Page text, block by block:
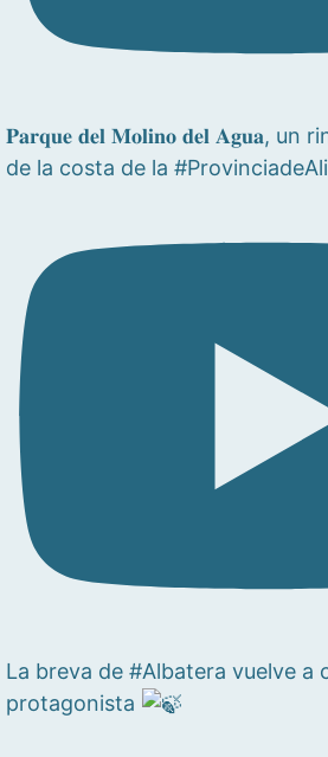
𝐏𝐚𝐫𝐪𝐮𝐞 𝐝𝐞𝐥 𝐌𝐨𝐥𝐢𝐧𝐨 𝐝𝐞𝐥 𝐀𝐠𝐮𝐚, un
de la costa de la
La breva de #Albatera vuelve a
protagonista